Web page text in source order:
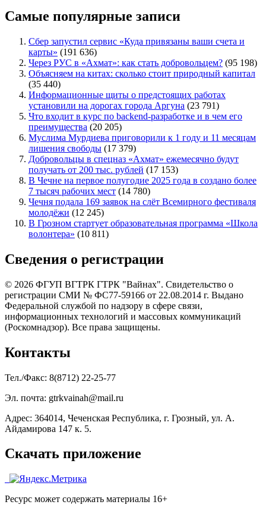
Самые популярные записи
Сбер запустил сервис «Куда привязаны ваши счета и
карты» (191 636)
Через РУС в «Ахмат»: как стать добровольцем? (95 198)
Объясняем на китах: сколько стоит природный капитал
(35 440)
Информационные щиты о предстоящих работах
установили на дорогах города Аргуна (23 791)
Что входит в курс по backend-разработке и в чем его
преимущества (20 205)
Муслима Мурдиева приговорили к 1 году и 11 месяцам
лишения свободы (17 379)
Добровольцы в спецназ «Ахмат» ежемесячно будут
получать от 200 тыс. рублей (17 153)
В Чечне на первое полугодие 2025 года в создано более
7 тысяч рабочих мест (14 780)
Чечня подала 169 заявок на слёт Всемирного фестиваля
молодёжи (12 245)
В Грозном стартует образовательная программа «Школа
волонтера» (10 811)
Сведения о регистрации
© 2026 ФГУП ВГТРК ГТРК "Вайнах". Свидетельство о
регистрации СМИ № ФС77-59166 от 22.08.2014 г. Выдано
Федеральной службой по надзору в сфере связи,
информационных технологий и массовых коммуникаций
(Роскомнадзор). Все права защищены.
Контакты
Тел./Факс: 8(8712) 22-25-77
Эл. почта: gtrkvainah@mail.ru
Адрес: 364014, Чеченская Республика, г. Грозный, ул. А.
Айдамирова 147 к. 5.
Скачать приложение
Ресурс может содержать материалы 16+